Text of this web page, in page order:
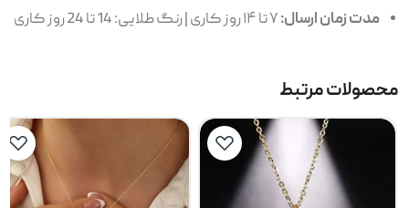
مدت زمان ارسال:
محصولات مرتبط